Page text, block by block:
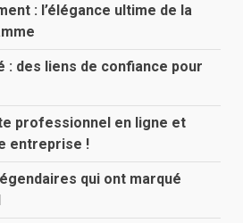
: l’élégance ultime de la
: des liens de confiance pour
professionnel en ligne et
entreprise !
qui ont marqué